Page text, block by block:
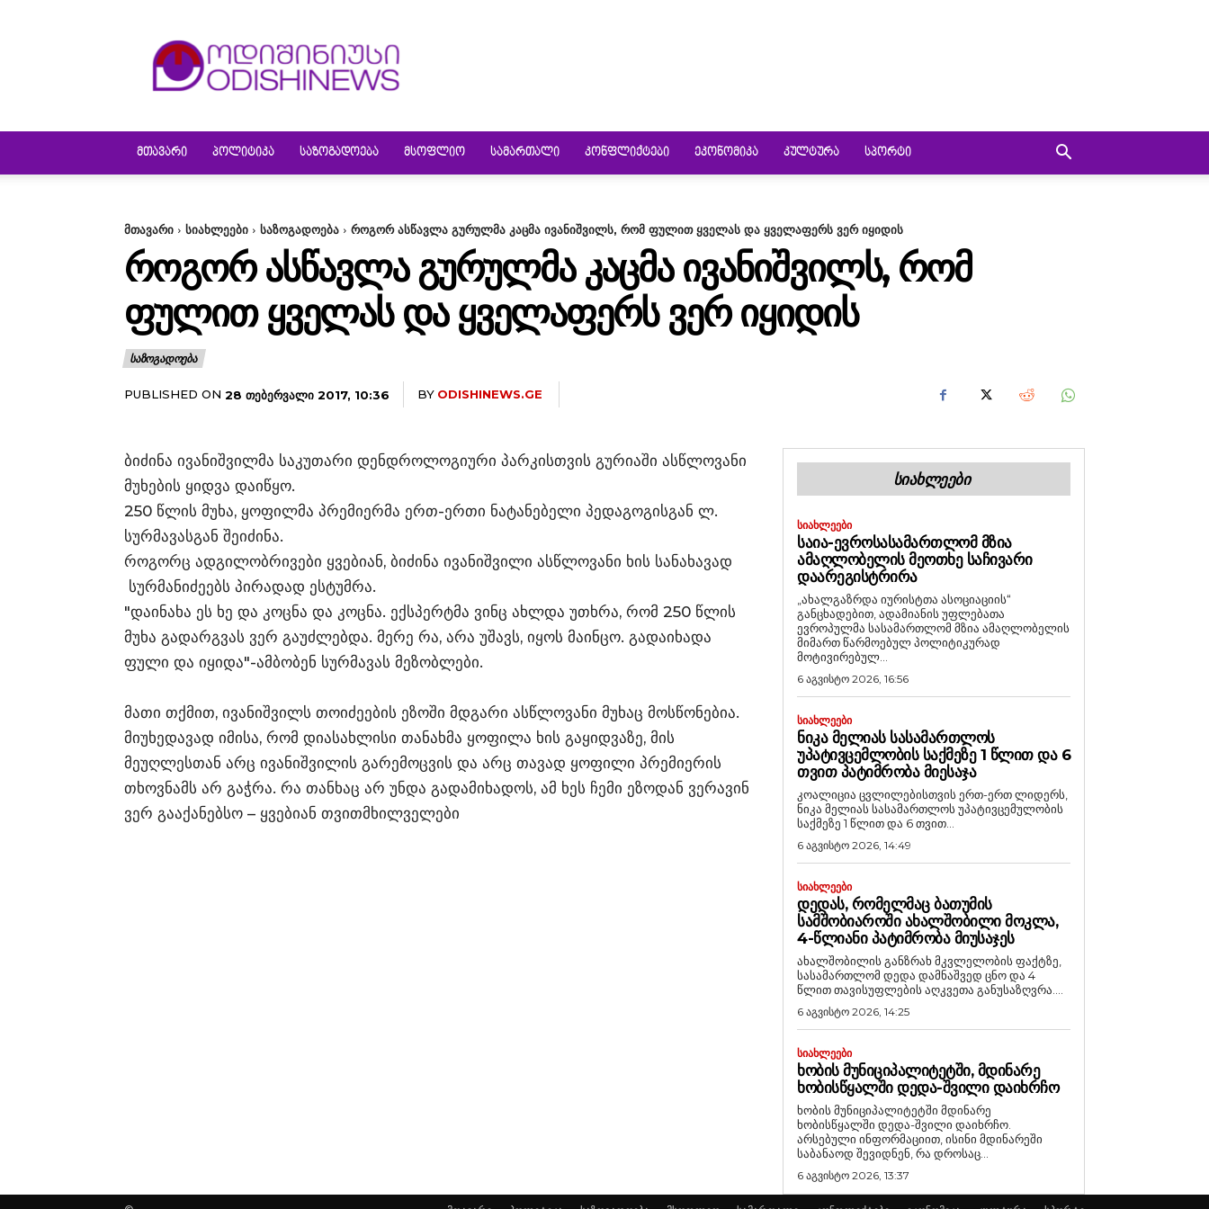
ᲛᲗᲐᲕᲐᲠᲘ ᲞᲝᲚᲘᲢᲘᲙᲐ ᲡᲐᲖᲝᲒᲐᲓᲝᲔᲑᲐ ᲛᲡᲝᲤᲚᲘᲝ ᲡᲐᲛᲐᲠᲗᲐᲚᲘ ᲙᲝᲜᲤᲚᲘᲥᲢᲔᲑᲘ ᲔᲙᲝᲜᲝᲛᲘᲙᲐ ᲙᲣᲚᲢᲣᲠᲐ ᲡᲞᲝᲠᲢᲘ
მთავარი სიახლეები საზოგადოება როგორ ასწავლა გურულმა კაცმა ივანიშვილს, რომ ფულით ყველას და ყველაფერს ვერ იყიდის
ᲠᲝᲒᲝᲠ ᲐᲡᲬᲐᲕᲚᲐ ᲒᲣᲠᲣᲚᲛᲐ ᲙᲐᲪᲛᲐ ᲘᲕᲐᲜᲘᲨᲕᲘᲚᲡ, ᲠᲝᲛ
ᲤᲣᲚᲘᲗ ᲧᲕᲔᲚᲐᲡ ᲓᲐ ᲧᲕᲔᲚᲐᲤᲔᲠᲡ ᲕᲔᲠ ᲘᲧᲘᲓᲘᲡ
ᲡᲐᲖᲝᲒᲐᲓᲝᲔᲑᲐ
PUBLISHED ON 28 ᲗᲔᲑᲔᲠᲕᲐᲚᲘ 2017, 10:36 BY ODISHINEWS.GE
ბიძინა ივანიშვილმა საკუთარი დენდროლოგიური პარკისთვის გურიაში ასწლოვანი
მუხების ყიდვა დაიწყო.
250 წლის მუხა, ყოფილმა პრემიერმა ერთ-ერთი ნატანებელი პედაგოგისგან ლ.
სურმავასგან შეიძინა.
როგორც ადგილობრივები ყვებიან, ბიძინა ივანიშვილი ასწლოვანი ხის სანახავად
სურმანიძეებს პირადად ესტუმრა.
"დაინახა ეს ხე და კოცნა და კოცნა. ექსპერტმა ვინც ახლდა უთხრა, რომ 250 წლის
მუხა გადარგვას ვერ გაუძლებდა. მერე რა, არა უშავს, იყოს მაინცო. გადაიხადა
ფული და იყიდა"-ამბობენ სურმავას მეზობლები.
მათი თქმით, ივანიშვილს თოიძეების ეზოში მდგარი ასწლოვანი მუხაც მოსწონებია.
მიუხედავად იმისა, რომ დიასახლისი თანახმა ყოფილა ხის გაყიდვაზე, მის
მეუღლესთან არც ივანიშვილის გარემოცვის და არც თავად ყოფილი პრემიერის
თხოვნამს არ გაჭრა. რა თანხაც არ უნდა გადამიხადოს, ამ ხეს ჩემი ეზოდან ვერავინ
ვერ გააქანებსო – ყვებიან თვითმხილველები
ᲡᲘᲐᲮᲚᲔᲔᲑᲘ
ᲡᲘᲐᲮᲚᲔᲔᲑᲘ
ᲡᲐᲘᲐ-ᲔᲕᲠᲝᲡᲐᲡᲐᲛᲐᲠᲗᲚᲝᲛ ᲛᲖᲘᲐ
ᲐᲛᲐᲦᲚᲝᲑᲔᲚᲘᲡ ᲛᲔᲝᲗᲮᲔ ᲡᲐᲩᲘᲕᲐᲠᲘ
ᲓᲐᲐᲠᲔᲒᲘᲡᲢᲠᲘᲠᲐ
„ახალგაზრდა იურისტთა ასოციაციის“
განცხადებით, ადამიანის უფლებათა
ევროპულმა სასამართლომ მზია ამაღლობელის
მიმართ წარმოებულ პოლიტიკურად
მოტივირებულ...
6 აგვისტო 2026, 16:56
ᲡᲘᲐᲮᲚᲔᲔᲑᲘ
ᲜᲘᲙᲐ ᲛᲔᲚᲘᲐᲡ ᲡᲐᲡᲐᲛᲐᲠᲗᲚᲝᲡ
ᲣᲞᲐᲢᲘᲕᲪᲔᲛᲚᲝᲑᲘᲡ ᲡᲐᲥᲛᲔᲖᲔ 1 ᲬᲚᲘᲗ ᲓᲐ 6
ᲗᲕᲘᲗ ᲞᲐᲢᲘᲛᲠᲝᲑᲐ ᲛᲘᲔᲡᲐᲯᲐ
კოალიცია ცვლილებისთვის ერთ-ერთ ლიდერს,
ნიკა მელიას სასამართლოს უპატივცემულობის
საქმეზე 1 წლით და 6 თვით...
6 აგვისტო 2026, 14:49
ᲡᲘᲐᲮᲚᲔᲔᲑᲘ
ᲓᲔᲓᲐᲡ, ᲠᲝᲛᲔᲚᲛᲐᲪ ᲑᲐᲗᲣᲛᲘᲡ
ᲡᲐᲛᲨᲝᲑᲘᲐᲠᲝᲨᲘ ᲐᲮᲐᲚᲨᲝᲑᲘᲚᲘ ᲛᲝᲙᲚᲐ,
4-ᲬᲚᲘᲐᲜᲘ ᲞᲐᲢᲘᲛᲠᲝᲑᲐ ᲛᲘᲣᲡᲐᲯᲔᲡ
ახალშობილის განზრახ მკვლელობის ფაქტზე,
სასამართლომ დედა დამნაშვედ ცნო და 4
წლით თავისუფლების აღკვეთა განუსაზღვრა....
6 აგვისტო 2026, 14:25
ᲡᲘᲐᲮᲚᲔᲔᲑᲘ
ᲮᲝᲑᲘᲡ ᲛᲣᲜᲘᲪᲘᲞᲐᲚᲘᲢᲔᲢᲨᲘ, ᲛᲓᲘᲜᲐᲠᲔ
ᲮᲝᲑᲘᲡᲬᲧᲐᲚᲨᲘ ᲓᲔᲓᲐ-ᲨᲕᲘᲚᲘ ᲓᲐᲘᲮᲠᲩᲝ
ხობის მუნიციპალიტეტში მდინარე
ხობისწყალში დედა-შვილი დაიხრჩო.
არსებული ინფორმაციით, ისინი მდინარეში
საბანაოდ შევიდნენ, რა დროსაც...
6 აგვისტო 2026, 13:37